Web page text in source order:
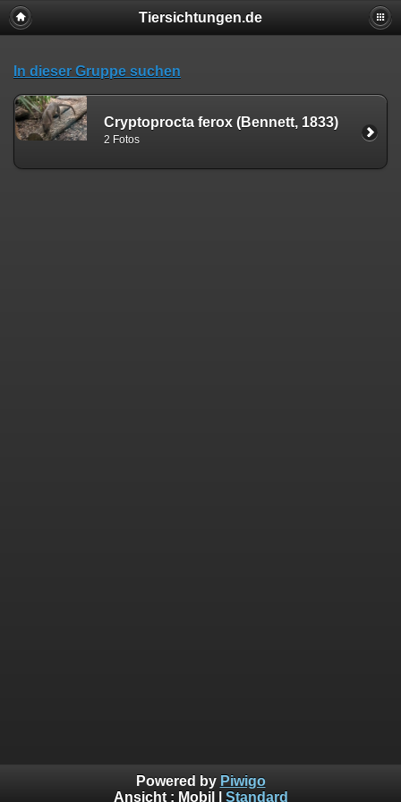
Tiersichtungen.de
In dieser Gruppe suchen
Cryptoprocta ferox (Bennett, 1833)
2 Fotos
Powered by Piwigo
Ansicht : Mobil Standard